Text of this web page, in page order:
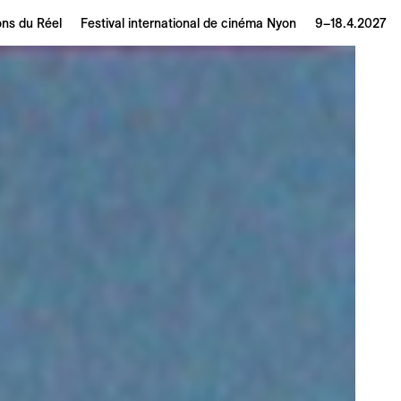
du Réel Festival international de cinéma Nyon 9–18.4.2027